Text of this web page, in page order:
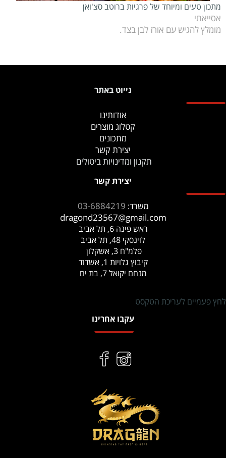
מתכון טעים ומיוחד של פרגיות ברוטב סצ'ואן
אסייאתי
מומלץ להגיש עם אורז לבן בצד.
נייוט באתר
אודותינו
קטלוג מוצרים
מתכונים
יצירת קשר
תקנון ומדינויות ביטולים
יצירת קשר
משרד: 03-6884219
dragond23567@gmail.com
ראש פינה 6, תל אביב
לוינסקי 48, תל אביב
פלמ"ח 3, אשקלון
קיבוץ גלויות 1, אשדוד
מנחם יקואל 7, בת ים
לחץ פעמיים לעריכת הטקסט
עקבו אחרינו